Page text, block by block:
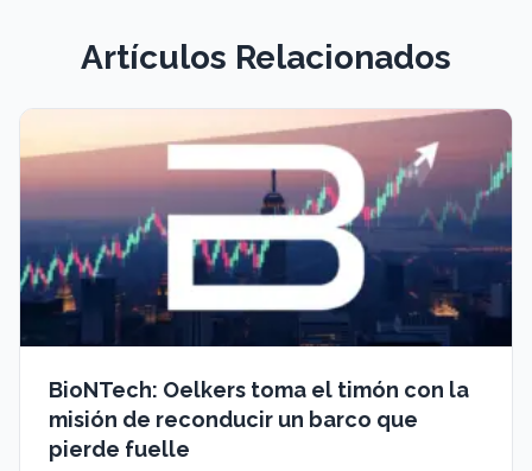
Artículos Relacionados
BioNTech: Oelkers toma el timón con la
misión de reconducir un barco que
pierde fuelle